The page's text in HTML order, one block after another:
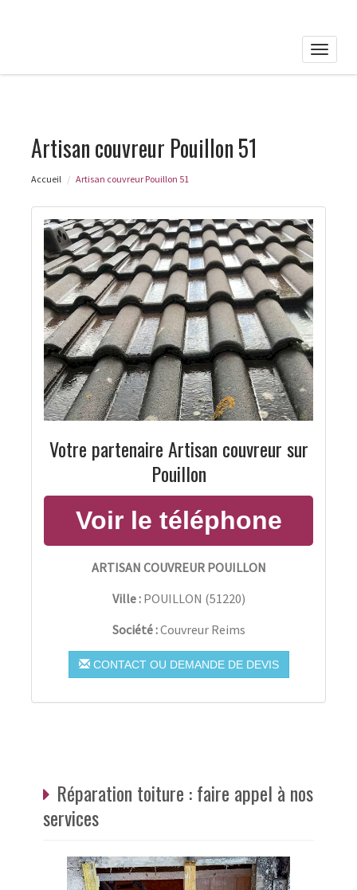
Toggle
Artisan couvreur Pouillon 51
Accueil Artisan couvreur Pouillon 51
Votre partenaire Artisan couvreur sur
Pouillon
ARTISAN COUVREUR POUILLON
Ville : POUILLON (51220)
Société :Couvreur Reims
CONTACT OU DEMANDE DE DEVIS
Réparation toiture : faire appel à nos
services